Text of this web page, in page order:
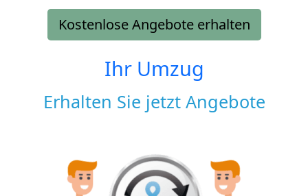
Kostenlose Angebote erhalten
Ihr Umzug
Erhalten Sie jetzt Angebote